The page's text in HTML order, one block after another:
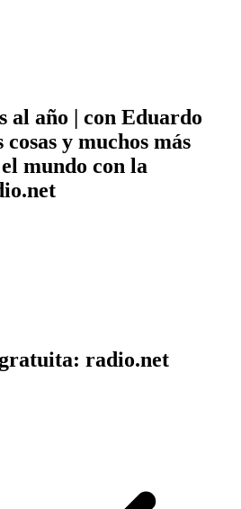
al año | con Eduardo
y muchos más
mundo con la
radio.net